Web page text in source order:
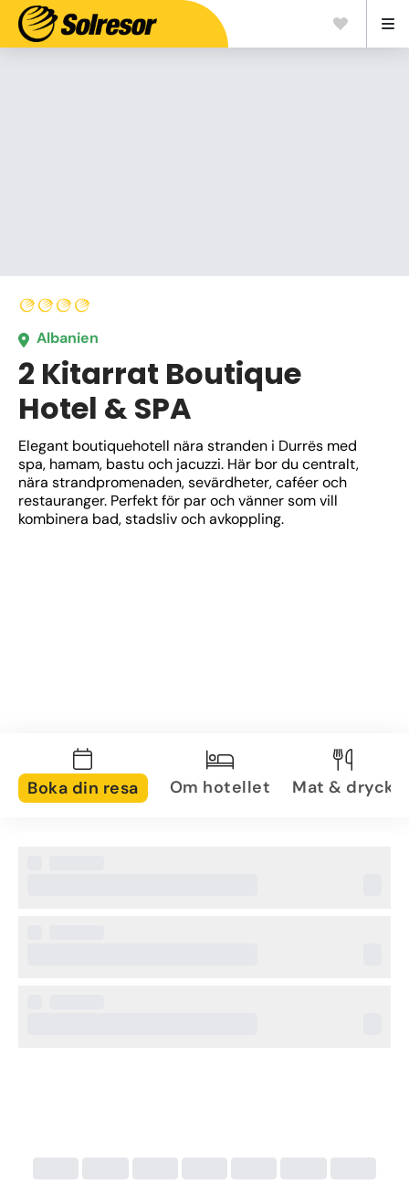
Albanien
2 Kitarrat Boutique
Hotel & SPA
Elegant boutiquehotell nära stranden i Durrës med
spa, hamam, bastu och jacuzzi. Här bor du centralt,
nära strandpromenaden, sevärdheter, caféer och
restauranger. Perfekt för par och vänner som vill
kombinera bad, stadsliv och avkoppling.
Boka din resa Om hotellet Mat & dryck